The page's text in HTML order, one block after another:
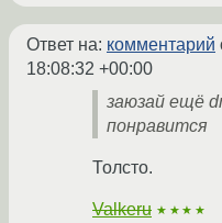
Ответ на: комментарий
18:08:32 +00:00
заюзай ещё
понравится
Толсто.
Valkeru ★★★★